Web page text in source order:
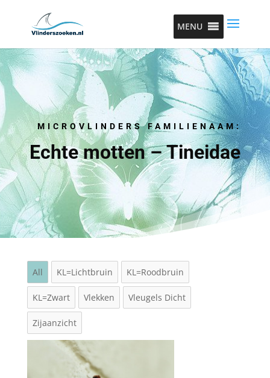
MENU
MICROVLINDERS FAMILIENAAM:
Echte motten – Tineidae
All KL=Lichtbruin KL=Roodbruin
KL=Zwart Vlekken Vleugels Dicht
Zijaanzicht